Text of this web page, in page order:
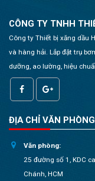
CÔNG TY TNHH
Công ty Thiết bị xăng dầu
và hàng hải. Lắp đặt trụ
dưỡng, ao lường, hiệu
ĐỊA CHỈ VĂN PHÒNG
Văn phòng:
25 đường số 1, KDC
Chánh, HCM